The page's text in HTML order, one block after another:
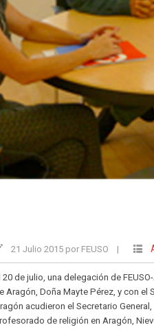
21 Julio 2015 por FEUSO |
20 de julio, una delegación de
Aragón, Doña Mayte Pérez, y con el
acudieron el Secretario
de religión en Aragón,